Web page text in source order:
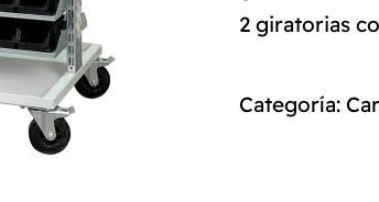
2 giratorias
Categoría: